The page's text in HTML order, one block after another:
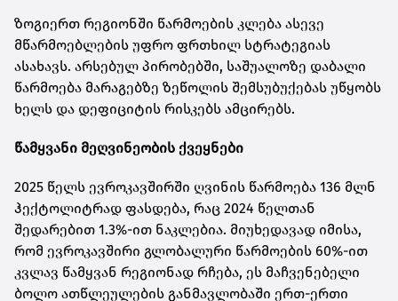
ზოგიერთ რეგიონში წარმოების კლება ასევე
მწარმოებლების უფრო ფრთხილ სტრატეგიას
ასახავს. არსებულ პირობებში, საშუალოზე დაბალი
წარმოება მარაგებზე ზეწოლის შემსუბუქებას უწყობს
ხელს და დეფიციტის რისკებს ამცირებს.
წამყვანი მეღვინეობის ქვეყნები
2025 წელს ევროკავშირში ღვინის წარმოება 136 მლნ
ჰექტოლიტრად ფასდება, რაც 2024 წელთან
შედარებით 1.3%-ით ნაკლებია. მიუხედავად იმისა,
რომ ევროკავშირი გლობალური წარმოების 60%-ით
კვლავ წამყვან რეგიონად რჩება, ეს მაჩვენებელი
ბოლო ათწლეულების განმავლობაში ერთ-ერთი